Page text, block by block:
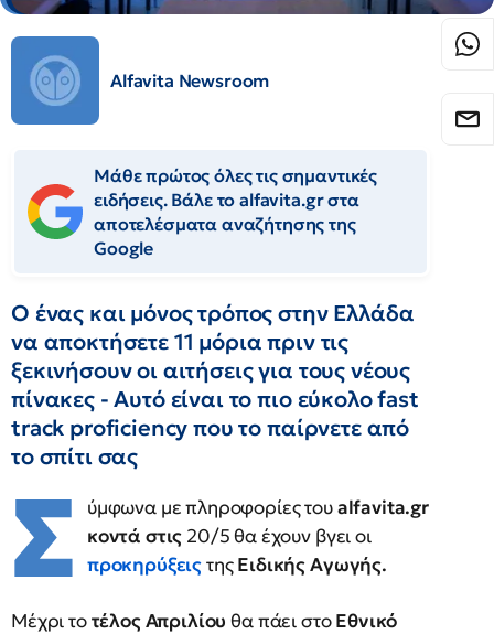
Alfavita Newsroom
Μάθε πρώτος όλες τις σημαντικές
ειδήσεις. Βάλε το alfavita.gr στα
αποτελέσματα αναζήτησης της
Google
Ο ένας και μόνος τρόπος στην Ελλάδα
να αποκτήσετε 11 μόρια πριν τις
ξεκινήσουν οι αιτήσεις για τους νέους
πίνακες - Αυτό είναι το πιο εύκολο fast
track proficiency που το παίρνετε από
το σπίτι σας
Σ ύμφωνα με πληροφορίες τουalfavita.gr
κοντά στις 20/5 θα έχουν βγει οι
προκηρύξειςτηςΕιδικής Αγωγής.
Μέχρι τοτέλος Απριλίου θα πάει στοΕθνικό